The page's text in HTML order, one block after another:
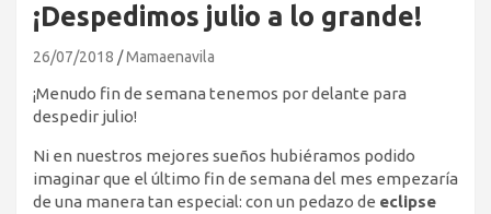
¡Despedimos julio a lo grande!
26/07/2018 Mamaenavila
¡Menudo fin de semana tenemos por delante para
despedir julio!
Ni en nuestros mejores sueños hubiéramos podido
imaginar que el último fin de semana del mes empezaría
de una manera tan especial: con un pedazo de eclipse